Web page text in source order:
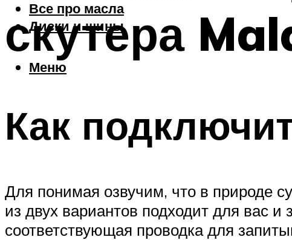
Все про масла
Диски и шины
Меню
скутера
Как
Для понимая озвучим, что в природе
из двух вариантов подходит для вас и
соответствующая проводка для